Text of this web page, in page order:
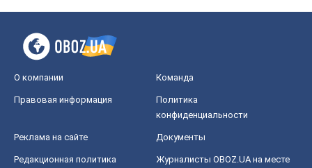
О компании Команда
Правовая информация
Политика
конфиденциальности
Реклама на сайте Документы
Редакционная политика
Журналисты OBOZ.UA на месте